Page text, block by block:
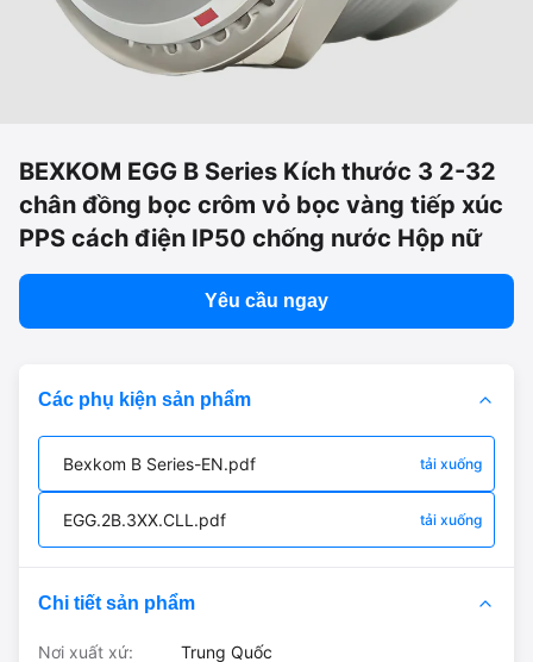
BEXKOM EGG B Series Kích thước 3 2-32
chân đồng bọc crôm vỏ bọc vàng tiếp xúc
PPS cách điện IP50 chống nước Hộp nữ
Yêu cầu ngay
Các phụ kiện sản phẩm
Bexkom B Series-EN.pdf tải xuống
EGG.2B.3XX.CLL.pdf tải xuống
Chi tiết sản phẩm
Nơi xuất xứ: Trung Quốc